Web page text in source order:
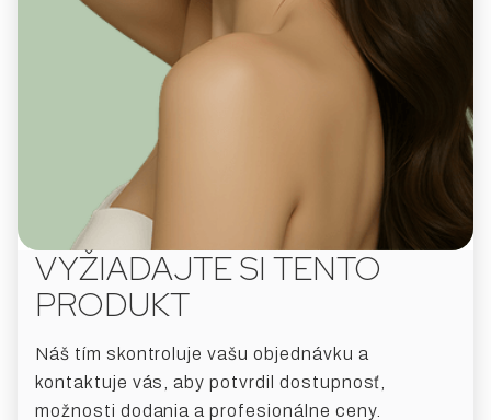
VYŽIADAJTE SI TENTO
PRODUKT
Náš tím skontroluje vašu objednávku a
kontaktuje vás, aby potvrdil dostupnosť,
možnosti dodania a profesionálne ceny.